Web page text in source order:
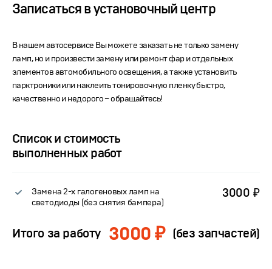
Записаться в установочный центр
В нашем автосервисе Вы можете заказать не только замену
ламп, но и произвести замену или ремонт фар и отдельных
элементов автомобильного освещения, а также установить
парктроники или наклеить тонировочную пленку быстро,
качественно и недорого – обращайтесь!
Список и стоимость
выполненных работ
Замена 2-х галогеновых ламп на
светодиоды (без снятия бампера)
3000 ₽
Итого за работу 3000 ₽ (без запчастей)